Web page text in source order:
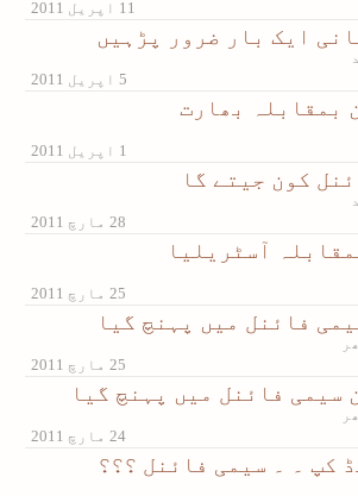
ایک بار ضرور پڑہیں
بمقابلہ بھارت
کون جیتے گا
آسٹریلیا
فائنل میں پہنچ گیا
سیمی فائنل میں پہنچ گیا
کپ ۔ ۔ سیمی فائنل ؟‌؟‌؟